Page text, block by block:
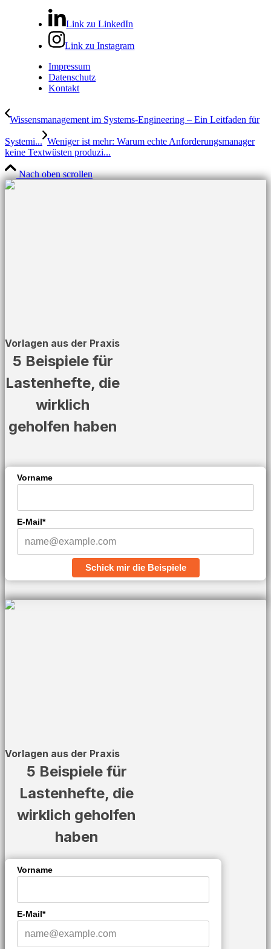
Link zu LinkedIn
Link zu Instagram
Impressum
Datenschutz
Kontakt
Wissensmanagement im Systems-Engineering – Ein Leitfaden für
Systemi... Weniger ist mehr: Warum echte Anforderungsmanager
keine Textwüsten produzi...
Nach oben scrollen
Vorlagen aus der Praxis
5 Beispiele für
Lastenhefte, die
wirklich
geholfen haben
Vorname
E-Mail*
Schick mir die Beispiele
Vorlagen aus der Praxis
5 Beispiele für
Lastenhefte, die
wirklich geholfen
haben
Vorname
E-Mail*